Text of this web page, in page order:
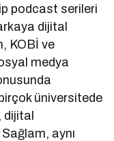
podcast serileri
dijital
KOBİ ve
medya
üniversitede
dijital
aynı